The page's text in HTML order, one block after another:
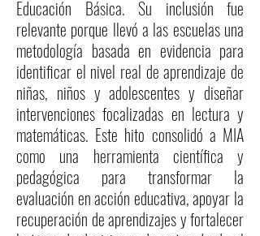
Educación Básica. Su inclusión fue
relevante porque llevó a las escuelas una
metodología basada en evidencia para
identificar el nivel real de aprendizaje de
niñas, niños y adolescentes y diseñar
intervenciones focalizadas en lectura y
matemáticas. Este hito consolidó a MIA
como una herramienta científica y
pedagógica para transformar la
evaluación en acción educativa, apoyar la
recuperación de aprendizajes y fortalecer